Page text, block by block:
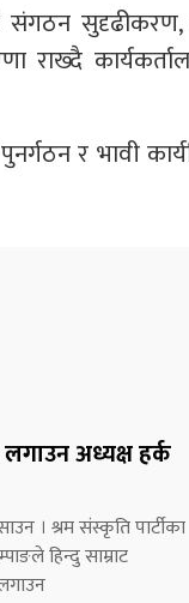
सुदृढीकरण,
राख्दै
र भावी
अध्यक्ष हर्क
। श्रम संस्कृति पार्टीका
हिन्दु साम्राट